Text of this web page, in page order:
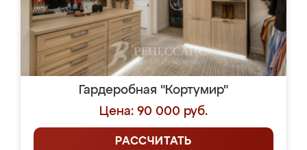
Гардеробная "Кортумир"
Цена: 90 000 руб.
РАССЧИТАТЬ